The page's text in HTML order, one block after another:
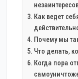
Как ведет
Почему мы
Что делать,
Когда пора